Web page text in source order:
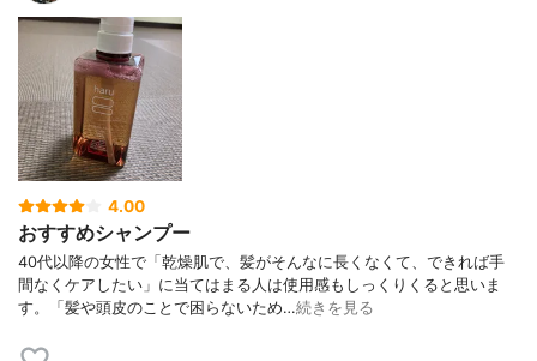
4.00
おすすめシャンプー
40代以降の女性で「乾燥肌で、髪がそんなに長くなくて、できれば手
間なくケアしたい」に当てはまる人は使用感もしっくりくると思いま
す。「髪や頭皮のことで困らないため…続きを見る